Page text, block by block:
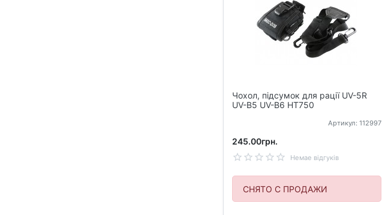
Чохол, підсумок для рації UV-5R
UV-B5 UV-B6 HT750
Артикул: 112997
245.00грн.
Немае відгуків
СНЯТО С ПРОДАЖИ